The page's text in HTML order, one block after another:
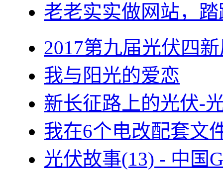
老老实实做网站，
2017第九届光伏四
我与阳光的爱恋
新长征路上的光伏-
我在6个电改配套文
光伏故事(13) - 中国